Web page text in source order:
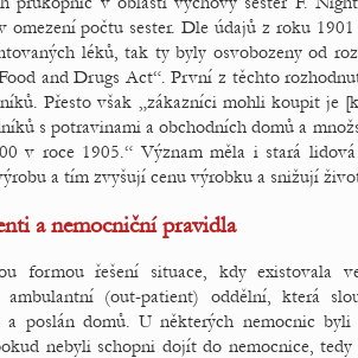
omezení počtu sester. Dle údajů z roku
léků, tak ty byly osvobozeny od
and Drugs Act“. První z těchto
Přesto však „zákazníci mohli koupit je
s potravinami a obchodních domů a
v roce 1905.“ Význam měla i stará
a tím zvyšují cenu výrobku a snižují
a nemocniční pravidla
formou řešení situace, kdy existovala
ambulantní (out-patient) oddělní, která
a poslán domů. U některých nemocnic
nebyli schopni dojít do nemocnice,